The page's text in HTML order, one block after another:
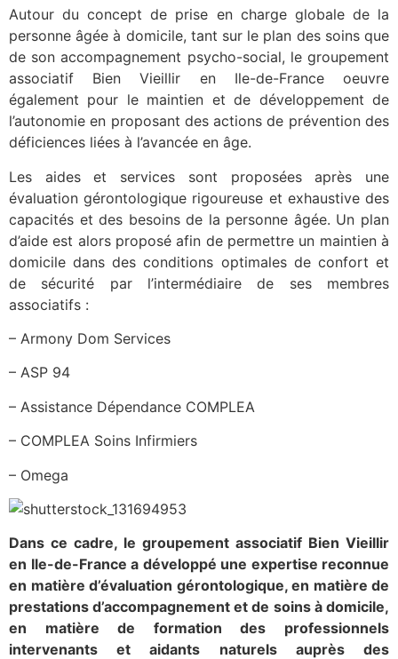
Autour du concept de prise en charge globale de la
personne âgée à domicile, tant sur le plan des soins que
de son accompagnement psycho-social, le groupement
associatif Bien Vieillir en Ile-de-France oeuvre
également pour le maintien et de développement de
l’autonomie en proposant des actions de prévention des
déficiences liées à l’avancée en âge.
Les aides et services sont proposées après une
évaluation gérontologique rigoureuse et exhaustive des
capacités et des besoins de la personne âgée. Un plan
d’aide est alors proposé afin de permettre un maintien à
domicile dans des conditions optimales de confort et
de sécurité par l’intermédiaire de ses membres
associatifs :
– Armony Dom Services
– ASP 94
– Assistance Dépendance COMPLEA
– COMPLEA Soins Infirmiers
– Omega
Dans ce cadre, le groupement associatif Bien Vieillir
en Ile-de-France a développé une expertise reconnue
en matière d’évaluation gérontologique, en matière de
prestations d’accompagnement et de soins à domicile,
en matière de formation des professionnels
intervenants et aidants naturels auprès des